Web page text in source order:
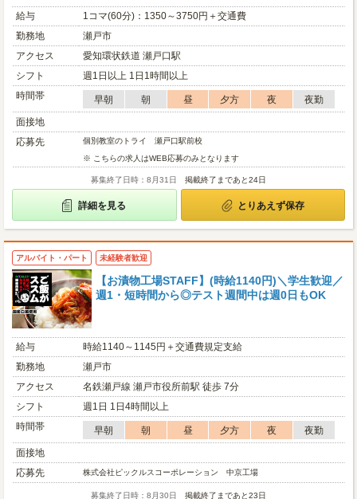
給与
1コマ(60分)：1350～3750円＋交通費
勤務地
瀬戸市
アクセス
愛知環状鉄道 瀬戸口駅
シフト
週1日以上 1日1時間以上
時間帯
早朝 朝 昼 夕方 夜
夜勤
面接地
応募先
個別教室のトライ 瀬戸口駅前校
※ こちらの求人はWEB応募のみとなります
募集終了日時：8月31日 掲載終了まであと24日
詳細を見る とりあえず保存
アルバイト・パート 未経験者歓迎
【お漬物工場STAFF】(時給1140円)＼学生歓迎／
週1・短時間から◎テスト週間中は週0日もOK
給与
時給1140～1145円＋交通費規定支給
勤務地
瀬戸市
アクセス
名鉄瀬戸線 瀬戸市役所前駅 徒歩 7分
シフト
週1日 1日4時間以上
時間帯
早朝 朝 昼 夕方 夜
夜勤
面接地
応募先
株式会社ピックルスコーポレーション 中京工場
募集終了日時：8月30日 掲載終了まであと23日